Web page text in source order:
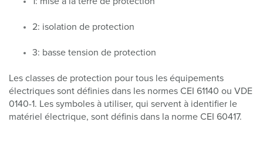
2: isolation de protection
3: basse tension de protection
Les classes de protection pour tous les équipements
électriques sont définies dans les normes CEI 61140 ou VDE
0140-1. Les symboles à utiliser, qui servent à identifier le
matériel électrique, sont définis dans la norme CEI 60417.